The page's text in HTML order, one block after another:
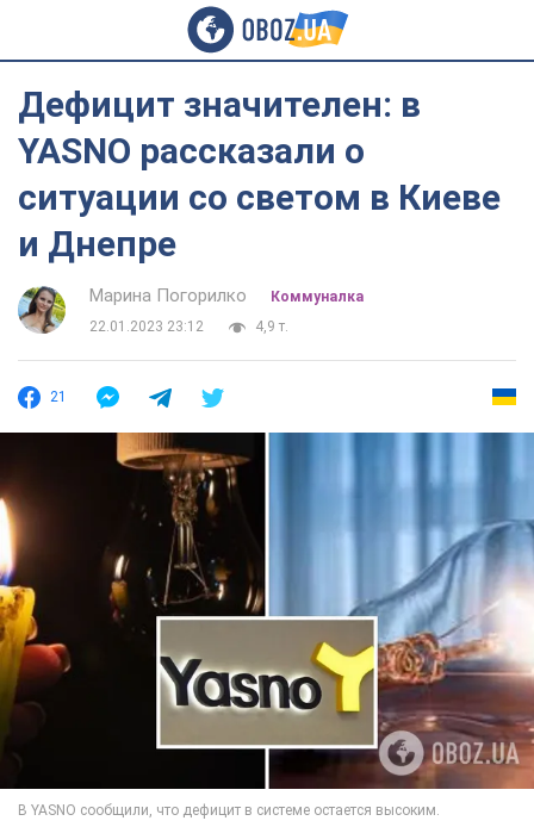
Дефицит значителен: в
YASNO рассказали о
ситуации со светом в Киеве
и Днепре
Марина Погорилко
Коммуналка
22.01.2023 23:12
4,9 т.
21